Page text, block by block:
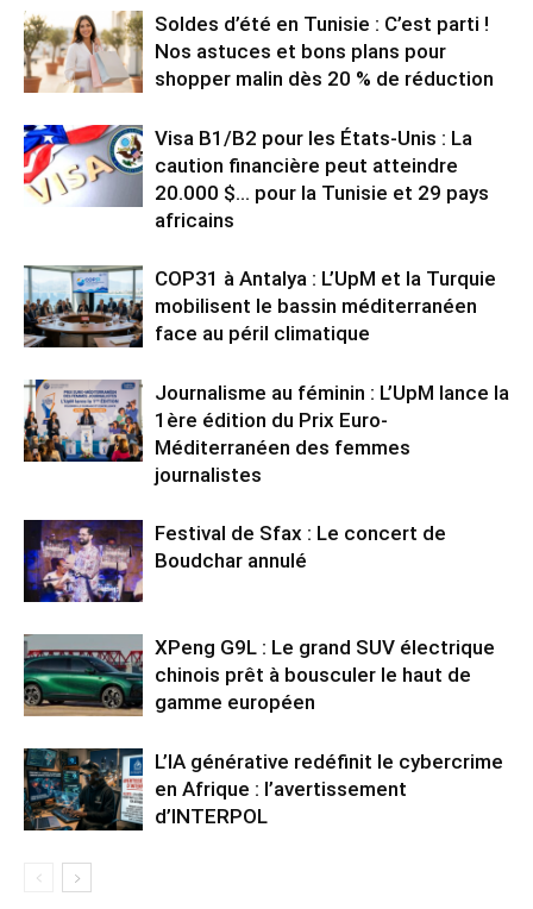
Soldes d’été en Tunisie : C’est parti !
Nos astuces et bons plans pour
shopper malin dès 20 % de réduction
Visa B1/B2 pour les États-Unis : La
caution financière peut atteindre
20.000 $… pour la Tunisie et 29 pays
africains
COP31 à Antalya : L’UpM et la Turquie
mobilisent le bassin méditerranéen
face au péril climatique
Journalisme au féminin : L’UpM lance la
1ère édition du Prix Euro-
Méditerranéen des femmes
journalistes
Festival de Sfax : Le concert de
Boudchar annulé
XPeng G9L : Le grand SUV électrique
chinois prêt à bousculer le haut de
gamme européen
L’IA générative redéfinit le cybercrime
en Afrique : l’avertissement
d’INTERPOL